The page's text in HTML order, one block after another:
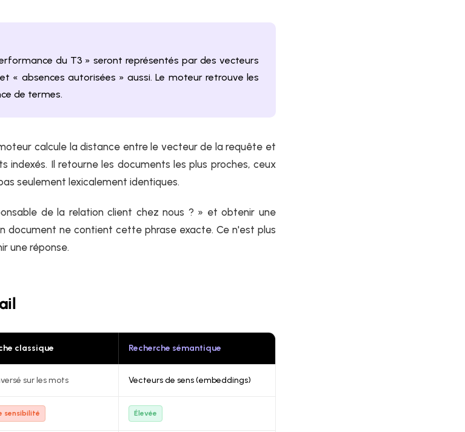
du T3 » seront représentés par des vecteurs
« absences autorisées » aussi. Le moteur retrouve les
de termes.
calcule la distance entre le vecteur de la requête et
indexés. Il retourne les documents les plus proches, ceux
seulement lexicalement identiques.
de la relation client chez nous ? » et obtenir une
document ne contient cette phrase exacte. Ce n'est plus
une réponse.
classique Recherche sémantique
sur les mots Vecteurs de sens (embeddings)
sensibilité Élevée